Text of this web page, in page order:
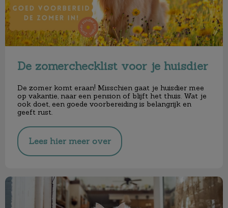
De zomerchecklist voor je huisdier
De zomer komt eraan! Misschien gaat je huisdier mee
op vakantie, naar een pension of blijft het thuis. Wat je
ook doet, een goede voorbereiding is belangrijk en
geeft rust.
Lees hier meer over
Verzekering